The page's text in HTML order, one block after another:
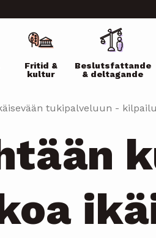
Fritid &
kultur
Beslutsfattande
& deltagande
tukipalveluun -